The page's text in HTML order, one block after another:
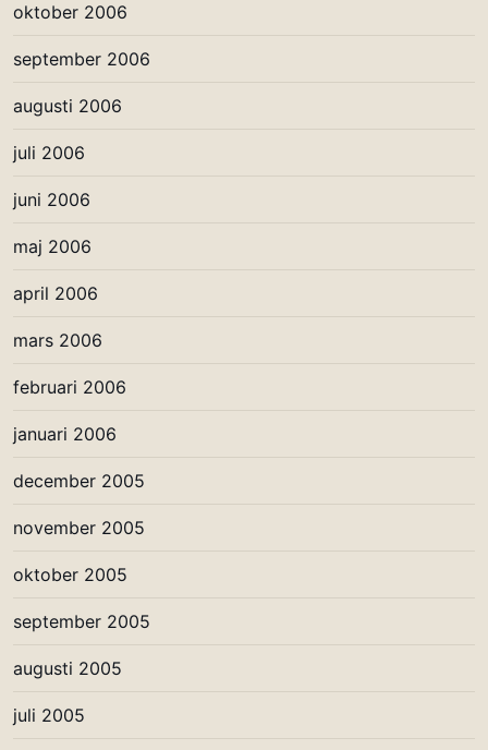
oktober 2006
september 2006
augusti 2006
juli 2006
juni 2006
maj 2006
april 2006
mars 2006
februari 2006
januari 2006
december 2005
november 2005
oktober 2005
september 2005
augusti 2005
juli 2005